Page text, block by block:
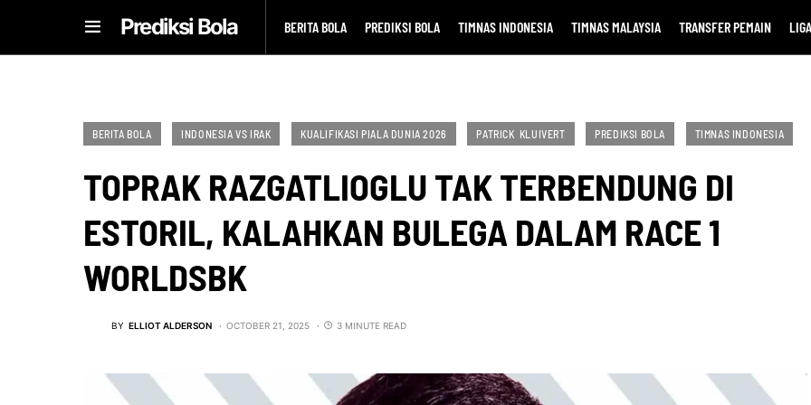
Prediksi Bola BERITA BOLA PREDIKSI BOLA TIMNAS INDONESIA TIMNAS MALAYSIA TRANSFER PEMAIN LIGA
BERITA BOLA INDONESIA VS IRAK KUALIFIKASI PIALA DUNIA 2026 PATRICK KLUIVERT PREDIKSI BOLA TIMNAS INDONESIA
TOPRAK RAZGATLIOGLU TAK TERBENDUNG DI
ESTORIL, KALAHKAN BULEGA DALAM RACE 1
WORLDSBK
BY ELLIOT ALDERSON OCTOBER 21, 2025 3 MINUTE READ